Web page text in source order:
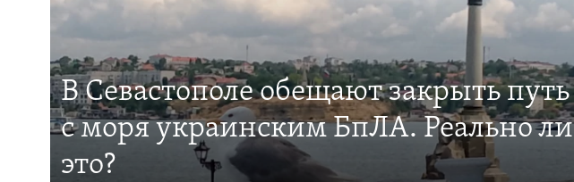
В Севастополе обещают закрыть путь
с моря украинским БпЛА. Реально ли
это?